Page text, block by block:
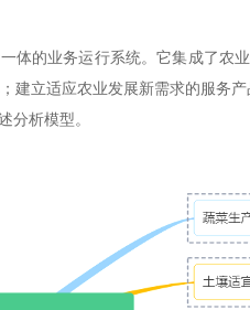
的业务运行系统。它集成了农
建立适应农业发展新需求的服务
分析模型。